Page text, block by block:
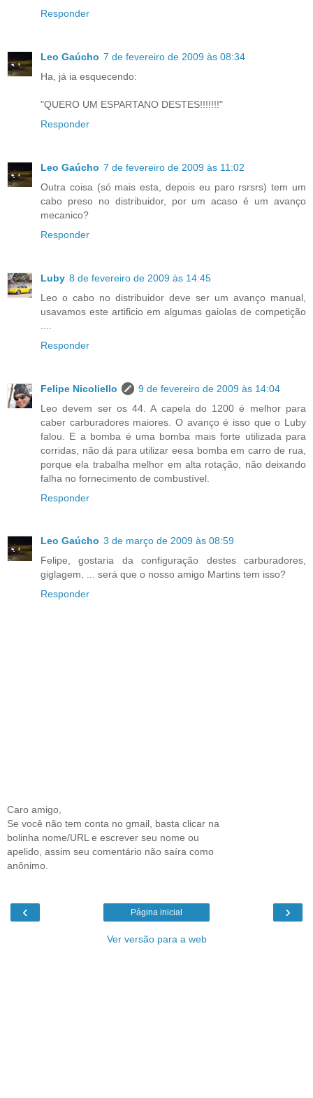
Responder
Leo Gaúcho 7 de fevereiro de 2009 às 08:34
Ha, já ia esquecendo:
"QUERO UM ESPARTANO DESTES!!!!!!!"
Responder
Leo Gaúcho 7 de fevereiro de 2009 às 11:02
Outra coisa (só mais esta, depois eu paro rsrsrs) tem um
cabo preso no distribuidor, por um acaso é um avanço
mecanico?
Responder
Luby 8 de fevereiro de 2009 às 14:45
Leo o cabo no distribuidor deve ser um avanço manual,
usavamos este artificio em algumas gaiolas de competição
Responder
Felipe Nicoliello
9 de fevereiro de 2009 às 14:04
Leo devem ser os 44. A capela do 1200 é melhor para
caber carburadores maiores. O avanço é isso que o Luby
falou. E a bomba é uma bomba mais forte utilizada para
corridas, não dá para utilizar eesa bomba em carro de rua,
porque ela trabalha melhor em alta rotação, não deixando
falha no fornecimento de combustível.
Responder
Leo Gaúcho 3 de março de 2009 às 08:59
Felipe, gostaria da configuração destes carburadores,
giglagem, ... será que o nosso amigo Martins tem isso?
Responder
Caro amigo,
Se você não tem conta no gmail, basta clicar na
bolinha nome/URL e escrever seu nome ou
apelido, assim seu comentário não saíra como
anônimo.
‹ ›
Página inicial
Ver versão para a web